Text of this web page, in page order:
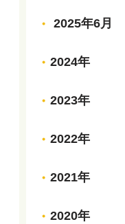
2025年6月
2024年
2023年
2022年
2021年
2020年